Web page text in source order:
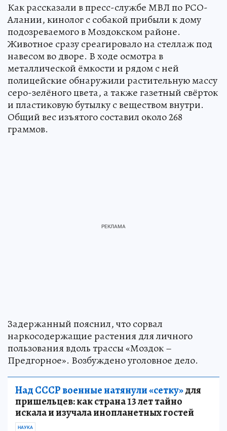
Как рассказали в пресс-службе МВЛ по РСО-
Алании, кинолог с собакой прибыли к дому
подозреваемого в Моздокском районе.
Животное сразу среагировало на стеллаж под
навесом во дворе. В ходе осмотра в
металлической ёмкости и рядом с ней
полицейские обнаружили растительную массу
серо-зелёного цвета, а также газетный свёрток
и пластиковую бутылку с веществом внутри.
Общий вес изъятого составил около 268
граммов.
Задержанный пояснил, что сорвал
наркосодержащие растения для личного
пользования вдоль трассы «Моздок –
Предгорное». Возбуждено уголовное дело.
Над СССР военные натянули «сетку»для
пришельцев: как страна 13 лет тайно
искала и изучала инопланетных гостей
НАУКА